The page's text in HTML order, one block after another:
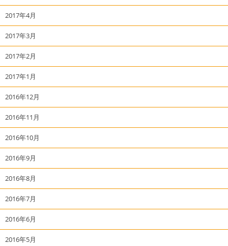
2017年4月
2017年3月
2017年2月
2017年1月
2016年12月
2016年11月
2016年10月
2016年9月
2016年8月
2016年7月
2016年6月
2016年5月